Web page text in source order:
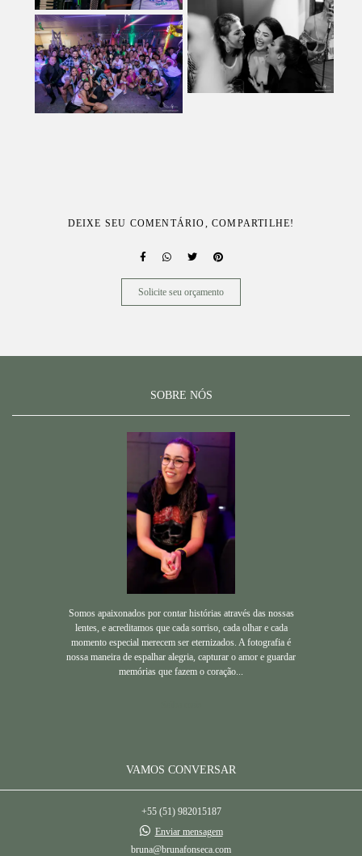
DEIXE SEU COMENTÁRIO, COMPARTILHE!
Solicite seu orçamento
SOBRE NÓS
Somos apaixonados por contar histórias através das nossas
lentes, e acreditamos que cada sorriso, cada olhar e cada
momento especial merecem ser eternizados. A fotografia é
nossa maneira de espalhar alegria, capturar o amor e guardar
memórias que fazem o coração...
VAMOS CONVERSAR
+55 (51) 982015187
Enviar mensagem
bruna@brunafonseca.com